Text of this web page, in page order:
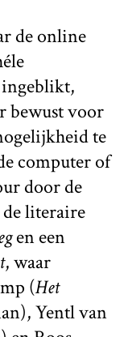
de online
bewust voor
te
computer of
door de
de literaire
en een
, waar
(Het
Yentl van